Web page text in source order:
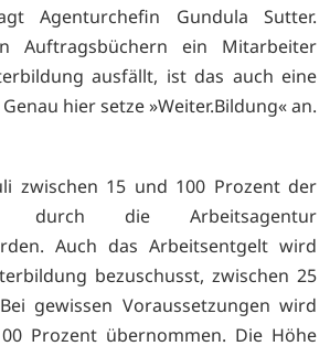
Agenturchefin Gundula Sutter.
Auftragsbüchern ein Mitarbeiter
ausfällt, ist das auch eine
hier setze »Weiter.Bildung« an.
zwischen 15 und 100 Prozent der
durch die Arbeitsagentur
Auch das Arbeitsentgelt wird
bezuschusst, zwischen 25
gewissen Voraussetzungen wird
Prozent übernommen. Die Höhe